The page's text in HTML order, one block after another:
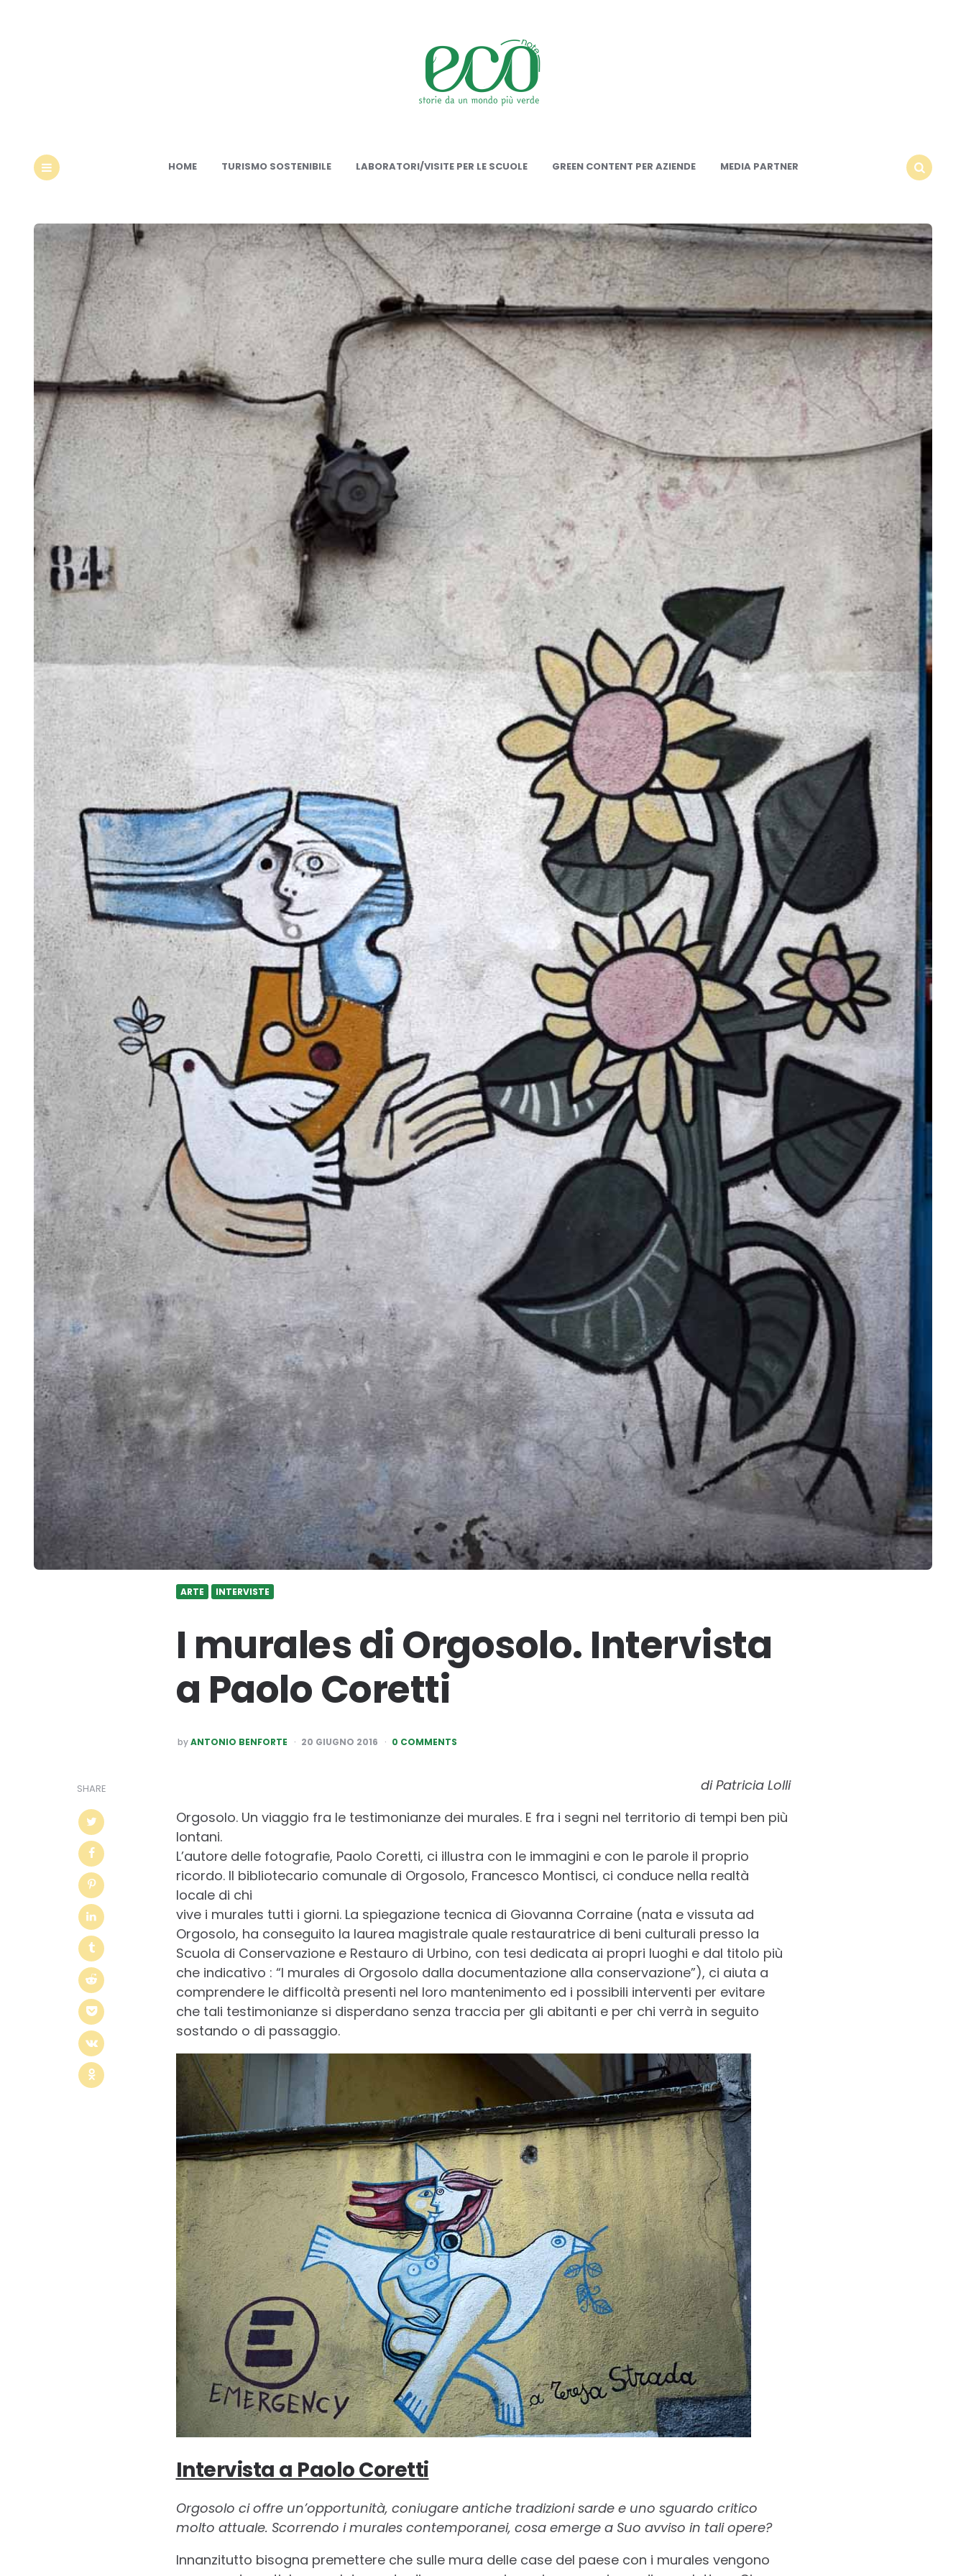
HOME TURISMO SOSTENIBILE LABORATORI/VISITE PER LE SCUOLE GREEN CONTENT PER AZIENDE
MEDIA PARTNER
ARTE INTERVISTE
I murales di Orgosolo. Intervista
a Paolo Coretti
POSTED
BY
by ANTONIO BENFORTE 20 GIUGNO 2016 0 COMMENTS
SHARE
di Patricia Lolli
Orgosolo. Un viaggio fra le testimonianze dei murales. E fra i segni nel territorio di tempi ben più
lontani.
L’autore delle fotografie, Paolo Coretti, ci illustra con le immagini e con le parole il proprio
ricordo. Il bibliotecario comunale di Orgosolo, Francesco Montisci, ci conduce nella realtà
locale di chi
vive i murales tutti i giorni. La spiegazione tecnica di Giovanna Corraine (nata e vissuta ad
Orgosolo, ha conseguito la laurea magistrale quale restauratrice di beni culturali presso la
Scuola di Conservazione e Restauro di Urbino, con tesi dedicata ai propri luoghi e dal titolo più
che indicativo : “I murales di Orgosolo dalla documentazione alla conservazione”), ci aiuta a
comprendere le difficoltà presenti nel loro mantenimento ed i possibili interventi per evitare
che tali testimonianze si disperdano senza traccia per gli abitanti e per chi verrà in seguito
sostando o di passaggio.
Intervista a Paolo Coretti
Orgosolo ci offre un’opportunità, coniugare antiche tradizioni sarde e uno sguardo critico
molto attuale. Scorrendo i murales contemporanei, cosa emerge a Suo avviso in tali opere?
Innanzitutto bisogna premettere che sulle mura delle case del paese con i murales vengono